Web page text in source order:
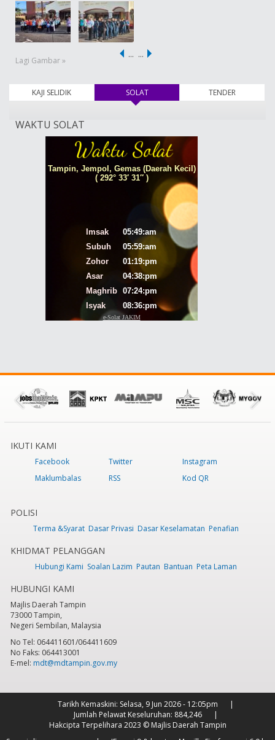
Lagi Gambar »
… …
KAJI SELIDIK SOLAT(tab aktif) TENDER
WAKTU SOLAT
IKUTI KAMI
Facebook Twitter
Instagram
Maklumbalas
RSS Kod QR
POLISI
Terma &Syarat Dasar Privasi Dasar Keselamatan Penafian
KHIDMAT PELANGGAN
Hubungi Kami Soalan Lazim Pautan Bantuan Peta Laman
HUBUNGI KAMI
Majlis Daerah Tampin
73000 Tampin,
Negeri Sembilan, Malaysia
No Tel: 064411601/064411609
No Faks: 064413001
E-mel: mdt@mdtampin.gov.my
Tarikh Kemaskini: Selasa, 9 Jun 2026 - 12:05pm
Jumlah Pelawat Keseluruhan: 884,246
Hakcipta Terpelihara 2023 © Majlis Daerah Tampin